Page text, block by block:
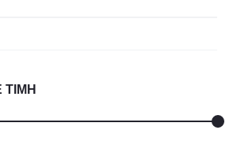
ΤΙΜΗ